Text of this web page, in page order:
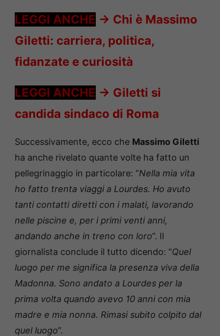
LEGGI ANCHE -> Chi è Massimo
Giletti: carriera, politica,
fidanzate e curiosità
LEGGI ANCHE -> Giletti si
candida sindaco di Roma
Successivamente, ecco che Massimo Giletti
ha anche rivelato quante volte ha fatto un
pellegrinaggio in particolare: “Nella mia vita
ho fatto trenta viaggi a Lourdes. Ho avuto
tanti contatti diretti con i malati, lavorando
nelle piscine e, per i primi venti anni,
andando anche in treno con loro”. Il
giornalista conclude il tutto dicendo: “Quel
luogo per me significa la presenza viva della
Madonna. Sono andato a Lourdes per la
prima volta quando avevo 10 anni con mia
madre e mia nonna. Rimasi subito colpito dal
quel luogo”.